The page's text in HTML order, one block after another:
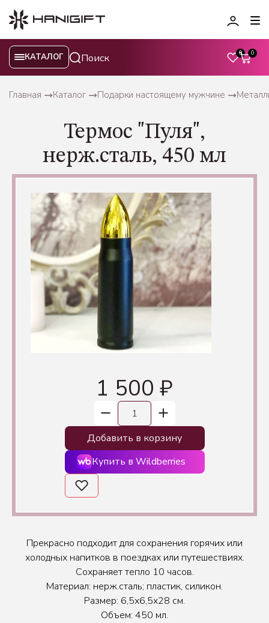
КАТАЛОГ 0 0
Главная Каталог Подарки настоящему мужчине
Термос "Пуля",
нерж.сталь, 450 мл
1 500 ₽
Добавить в корзину
Купить в Wildberries
Прекрасно подходит для сохранения горячих или
холодных напитков в поездках или путешествиях.
Сохраняет тепло 10 часов.
Материал: нерж.сталь; пластик, силикон.
Размер: 6,5х6,5х28 см.
Объем: 450 мл.